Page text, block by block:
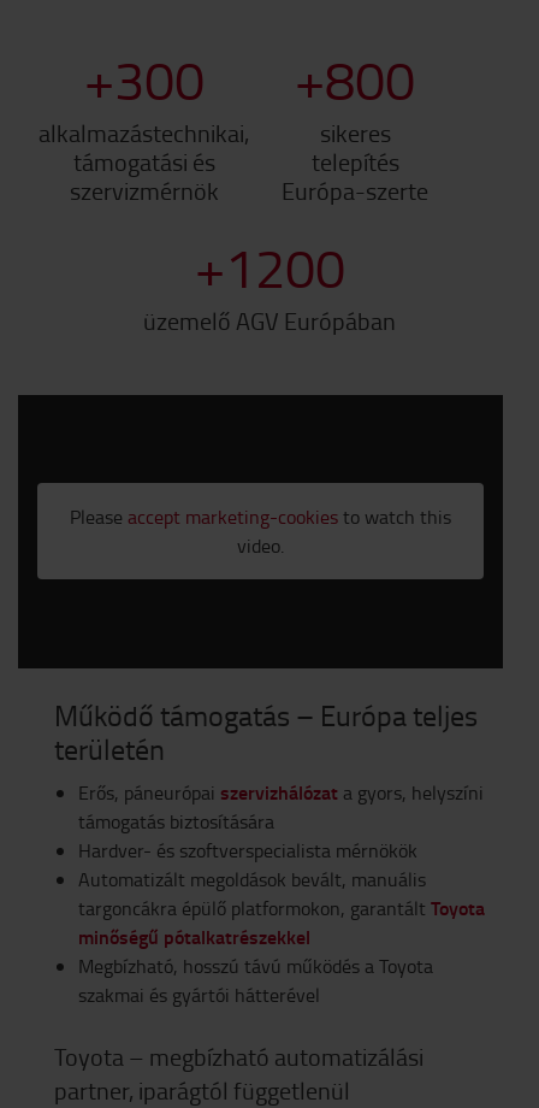
+300
alkalmazástechnikai,
támogatási és
szervizmérnök
+800
sikeres
telepítés
Európa-szerte
+1200
üzemelő AGV Európában
Please accept marketing-cookiesto watch this
video.
Működő támogatás – Európa teljes
területén
Erős, páneurópai szervizhálózat a gyors, helyszíni
támogatás biztosítására
Hardver- és szoftverspecialista mérnökök
Automatizált megoldások bevált, manuális
targoncákra épülő platformokon, garantált Toyota
minőségű pótalkatrészekkel
Megbízható, hosszú távú működés a Toyota
szakmai és gyártói hátterével
Toyota – megbízható automatizálási
partner, iparágtól függetlenül